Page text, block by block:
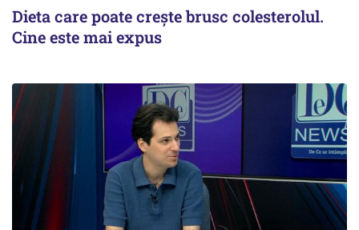
Dieta care poate crește brusc colesterolul.
Cine este mai expus